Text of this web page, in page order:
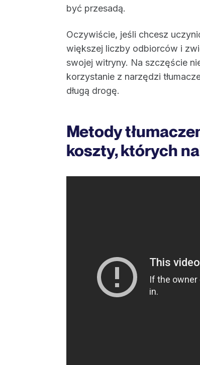
być przesadą.
Oczywiście, jeśli chcesz
większej liczby odbiorców i
swojej witryny. Na szczęście
korzystanie z narzędzi
długą drogę.
Metody
koszty, których